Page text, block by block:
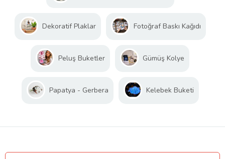
Dekoratif Plaklar Fotoğraf Baskı Kağıdı
Peluş Buketler Gümüş Kolye
Papatya - Gerbera Kelebek Buketi